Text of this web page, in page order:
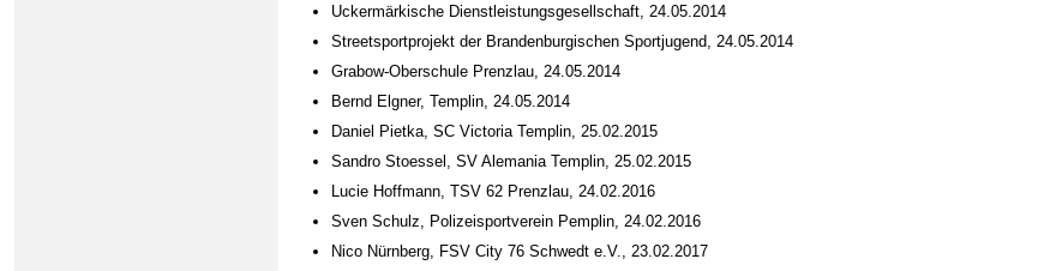
Uckermärkische Dienstleistungsgesellschaft, 24.05.2014
Streetsportprojekt der Brandenburgischen Sportjugend, 24.05.2014
Grabow-Oberschule Prenzlau, 24.05.2014
Bernd Elgner, Templin, 24.05.2014
Daniel Pietka, SC Victoria Templin, 25.02.2015
Sandro Stoessel, SV Alemania Templin, 25.02.2015
Lucie Hoffmann, TSV 62 Prenzlau, 24.02.2016
Sven Schulz, Polizeisportverein Pemplin, 24.02.2016
Nico Nürnberg, FSV City 76 Schwedt e.V., 23.02.2017